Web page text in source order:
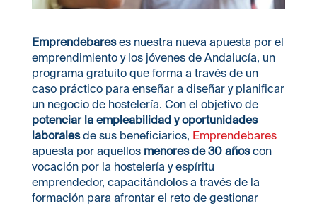
Emprendebareses nuestra nueva apuesta por el
emprendimiento y los jóvenes de Andalucía, un
programa gratuito que forma a través de un
caso práctico para enseñar a diseñar y planificar
un negocio de hostelería. Con el objetivo de
potenciar la empleabilidad y oportunidades
laboralesde sus beneficiarios, Emprendebares
apuesta por aquellos menores de 30 añoscon
vocación por la hostelería y espíritu
emprendedor, capacitándolos a través de la
formación para afrontar el reto de gestionar